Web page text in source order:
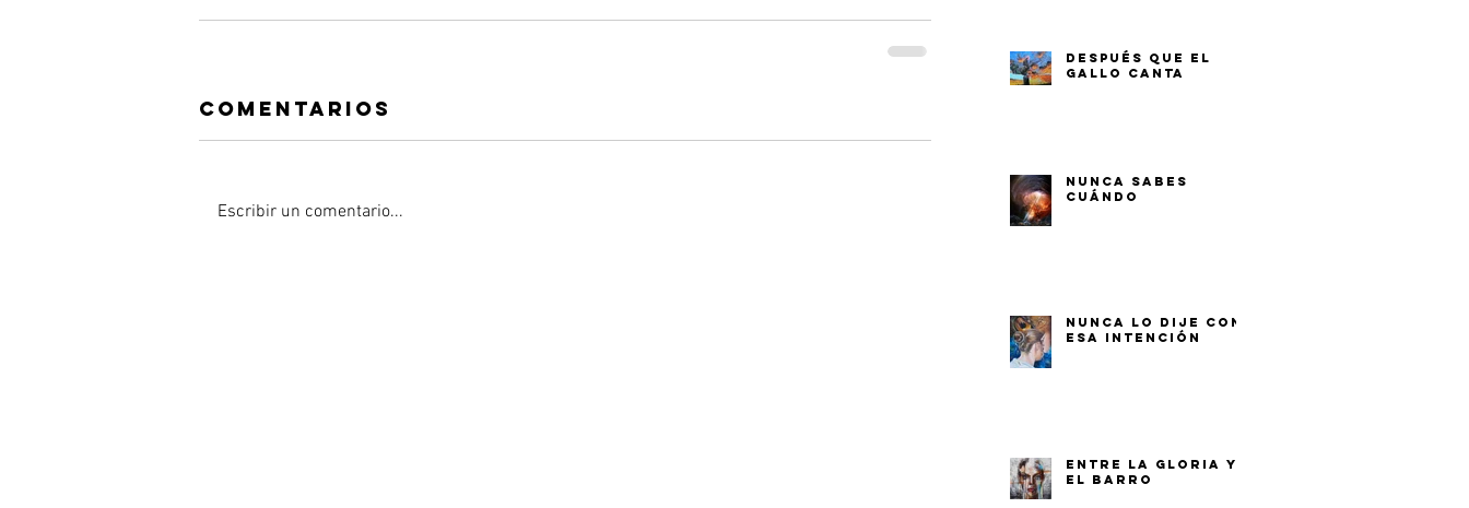
Comentarios
Escribir un comentario...
DESPUÉS QUE EL
GALLO CANTA
NUNCA SABES
CUÁNDO
NUNCA LO DIJE CON
ESA INTENCIÓN
ENTRE LA GLORIA Y
EL BARRO